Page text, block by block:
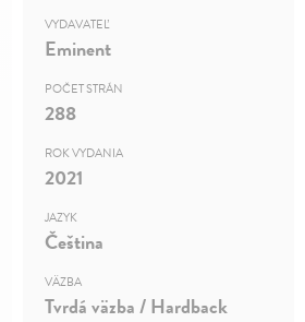
VYDAVATEĽ
Eminent
POČET STRÁN
288
ROK VYDANIA
2021
JAZYK
Čeština
VÄZBA
Tvrdá väzba / Hardback